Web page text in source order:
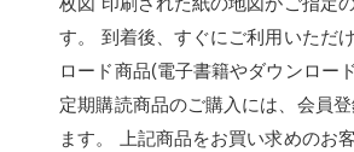
す。 到着後、すぐにご利用いただ
ロード商品(電子書籍やダウンロー
定期購読商品のご購入には、会員
ます。 上記商品をお買い求めのお